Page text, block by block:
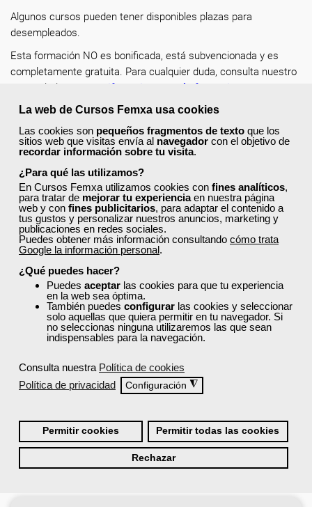
La web de Cursos Femxa usa cookies
Las cookies son pequeños fragmentos de texto que los
sitios web que visitas envía al navegador con el objetivo de
recordar información sobre tu visita.
¿Para qué las utilizamos?
En Cursos Femxa utilizamos cookies con fines analíticos,
para tratar de mejorar tu experienciaen nuestra página
web y con fines publicitarios, para adaptar el contenido a
tus gustos y personalizar nuestros anuncios, marketing y
publicaciones en redes sociales.
Puedes obtener más información consultando cómo trata
Google la información personal.
¿Qué puedes hacer?
Puedes aceptar las cookies para que tu experiencia
en la web sea óptima.
También puedes configurar las cookies y seleccionar
solo aquellas que quiera permitir en tu navegador. Si
no seleccionas ninguna utilizaremos las que sean
indispensables para la navegación.
Consulta nuestra Política de cookies
Política de privacidad
Configuración ◮
Permitir cookies Permitir todas las cookies
Rechazar
Algunos cursos pueden tener disponibles plazas para
desempleados.
Esta formación NO es bonificada, está subvencionada y es
completamente gratuita. Para cualquier duda, consulta nuestro
post del Blog:
Las 7 diferencias entre la formación
subvencionada y la formación bonificada.
Recuerda completar tu perfil en la web con tus datos
actualizados, de esta forma encontrarás más rápido los cursos
a los que puedes acceder y solicitar plaza en un clic.
¡Escoge tu curso favorito, solicita tu plaza y mejora como
profesional dentro de tu sector!
¿No encuentras el curso que estás
buscando?
Consulta a continuación nuestralista de cursos
recomendadosy accede a la formación gratuita
que te ayudará a impulsar tu carrera profesional
o mejorar tu desarrollo personal.
hostelería y turismo